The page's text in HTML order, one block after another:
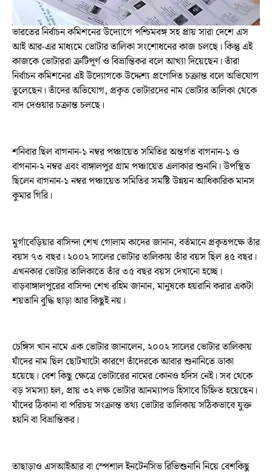
ভারতের নির্বাচন কমিশনের উদ্যোগে পশ্চিমবঙ্গ সহ প্রায় সারা দেশে এস
আই আর-এর মাধ্যমে ভোটার তালিকা সংশোধনের কাজ চলছে। কিন্তু এই
কাজকে ভোটাররা ত্রুটিপূর্ণ ও বিভ্রান্তিকর বলে আখ্যা দিয়েছেন। তাঁরা
নির্বাচন কমিশনের এই উদ্যোগকে উদ্দেশ্য প্রণোদিত চক্রান্ত বলে অভিযোগ
তুলেছেন। তাঁদের অভিযোগ, প্রকৃত ভোটারদের নাম ভোটার তালিকা থেকে
বাদ দেওয়ার চক্রান্ত চলছে।
শনিবার ছিল বাগনান-১ নম্বর পঞ্চায়েত সমিতির অন্তর্গত বাগনান-১ ও
বাগনান-২ নম্বর এবং বাঙ্গালপুর গ্রাম পঞ্চায়েত এলাকার শুনানি। উপস্থিত
ছিলেন বাগনান-১ নম্বর পঞ্চায়েত সমিতির সমষ্টি উন্নয়ন আধিকারিক মানস
কুমার গিরি।
মুর্গাবেড়িয়ার বাসিন্দা শেখ গোলাম কাদের জানান, বর্তমানে প্রকৃতপক্ষে তাঁর
বয়স ৭৩ বছর। ২০০২ সালের ভোটার তালিকায় তাঁর বয়স ছিল ৪৫ বছর।
এখনকার ভোটার তালিকাতে তাঁর ৩৫ বছর বয়স দেখানো হচ্ছে।
বাড়বাঙ্গালপুরের বাসিন্দা শেখ রহিম জানান, মানুষকে হয়রানি করার একটা
শয়তানি বুদ্ধি ছাড়া আর কিছুই নয়।
চেঙ্গিস খান নামে এক ভোটার জানালেন, ২০০২ সালের ভোটার তালিকায়
যাঁদের নাম ছিল ছোটখাটো কারণে তাঁদেরকে আবার শুনানিতে ডাকা
হয়েছে। বেশ কিছু ক্ষেত্রে ভোটারের নামের কোনও হদিস নেই। সব থেকে
বড় সমস্যা হল, প্রায় ৩২ লক্ষ ভোটার আনম্যাপড হিসাবে চিহ্নিত হয়েছেন।
যাঁদের ঠিকানা বা পরিচয় সংক্রান্ত তথ্য ভোটার তালিকায় সঠিকভাবে যুক্ত
হয়নি বা বিভ্রান্তিকর।
তাছাড়াও এসআইআর বা স্পেশাল ইনটেনসিভ রিভিশুনানি নিয়ে বেশকিছু